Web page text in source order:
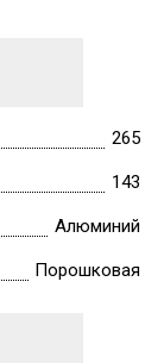
265
143
Алюминий
Порошковая